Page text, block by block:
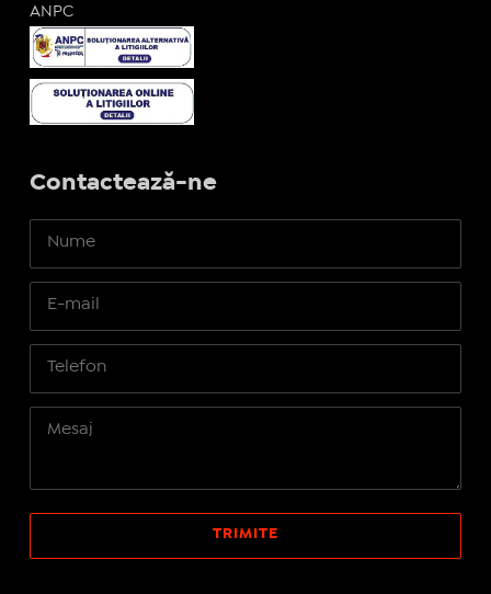
ANPC
Contactează-ne